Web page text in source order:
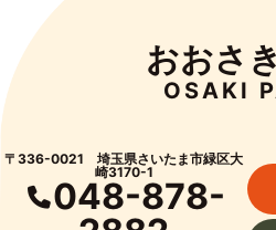
おおさ
OSAKI
〒336-0021 埼玉県さいたま市緑区大
崎3170-1
048-878-